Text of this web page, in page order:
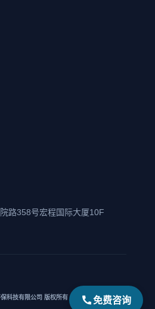
路358号宏程国际大厦10F
科技有限公司 版权所有 | 浙ICP备17021469
免费咨询